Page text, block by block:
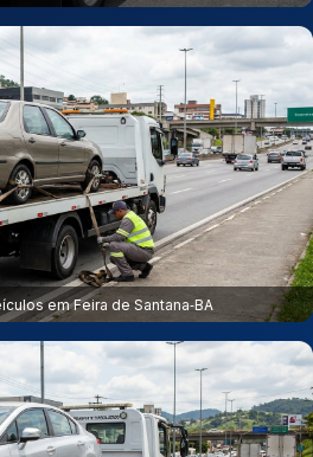
em Feira de Santana‑BA